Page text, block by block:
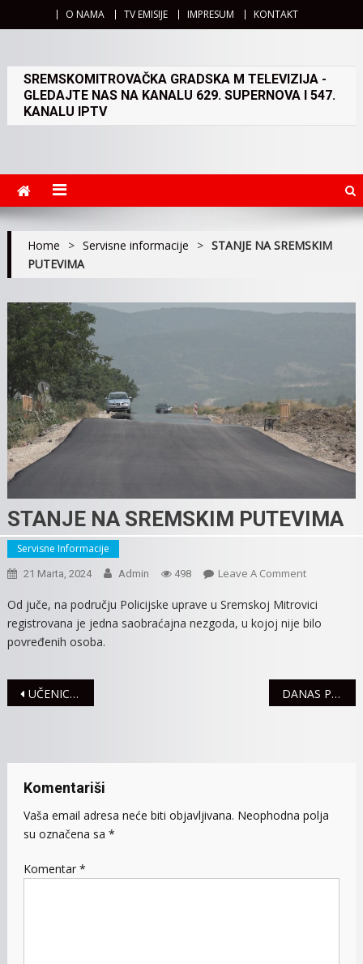
O NAMA TV EMISIJE IMPRESUM KONTAKT
SREMSKOMITROVAČKA GRADSKA M TELEVIZIJA -
GLEDAJTE NAS NA KANALU 629. SUPERNOVA I 547.
KANALU IPTV
Home > Servisne informacije > STANJE NA SREMSKIM
PUTEVIMA
STANJE NA SREMSKIM PUTEVIMA
Servisne Informacije
21 Marta, 2024 Admin 498 Leave A CommentOn
NA
SREMSKIM
Od juče, na području Policijske uprave u Sremskoj Mitrovici
registrovana je jedna saobraćajna nezgoda, u kojoj nije bilo
povređenih osoba.
Navigacija
UČENICI MUZIČKE ŠKOLE USPEŠNI NA TAKMIČENJIMA DANAS POČELA ISPLATA REDOVNE I PRIVREMENE NOVČANE NAKNADE
Komentariši
Vaša email adresa neće biti objavljivana. Neophodna polja
su označena sa *
Komentar *